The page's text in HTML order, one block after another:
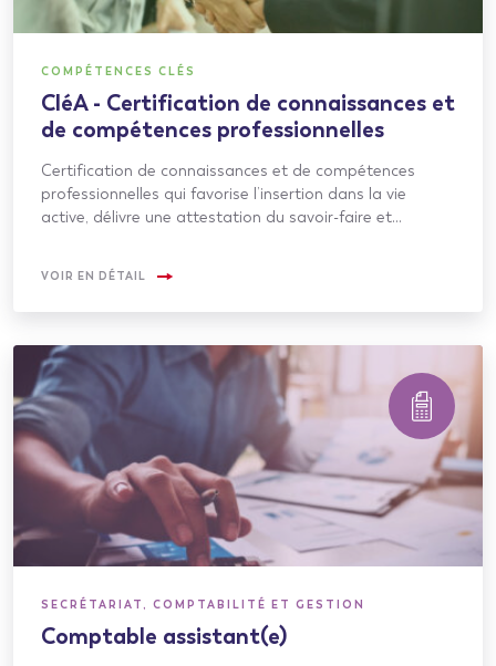
COMPÉTENCES CLÉS
CléA - Certification de connaissances et
de compétences professionnelles
Certification de connaissances et de compétences
professionnelles qui favorise l’insertion dans la vie
active, délivre une attestation du savoir-faire et…
VOIR EN DÉTAIL
SECRÉTARIAT, COMPTABILITÉ ET GESTION
Comptable assistant(e)